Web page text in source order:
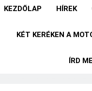
KEZDŐLAP HÍREK
KÉT KERÉKEN A
ÍRD